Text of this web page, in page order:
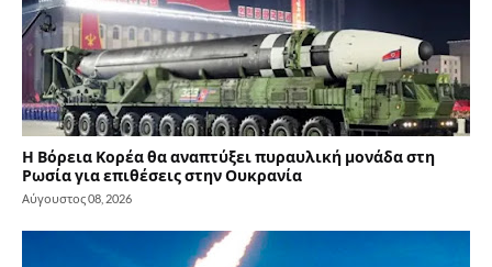
Η Βόρεια Κορέα θα αναπτύξει πυραυλική μονάδα στη
Ρωσία για επιθέσεις στην Ουκρανία
Αύγουστος 08, 2026